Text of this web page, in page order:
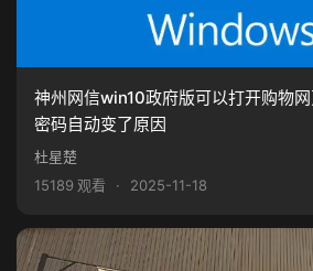
神州网信win10政府版可以打开购物
密码自动变了原因
杜星楚
15189 观看
· 2025-11-18